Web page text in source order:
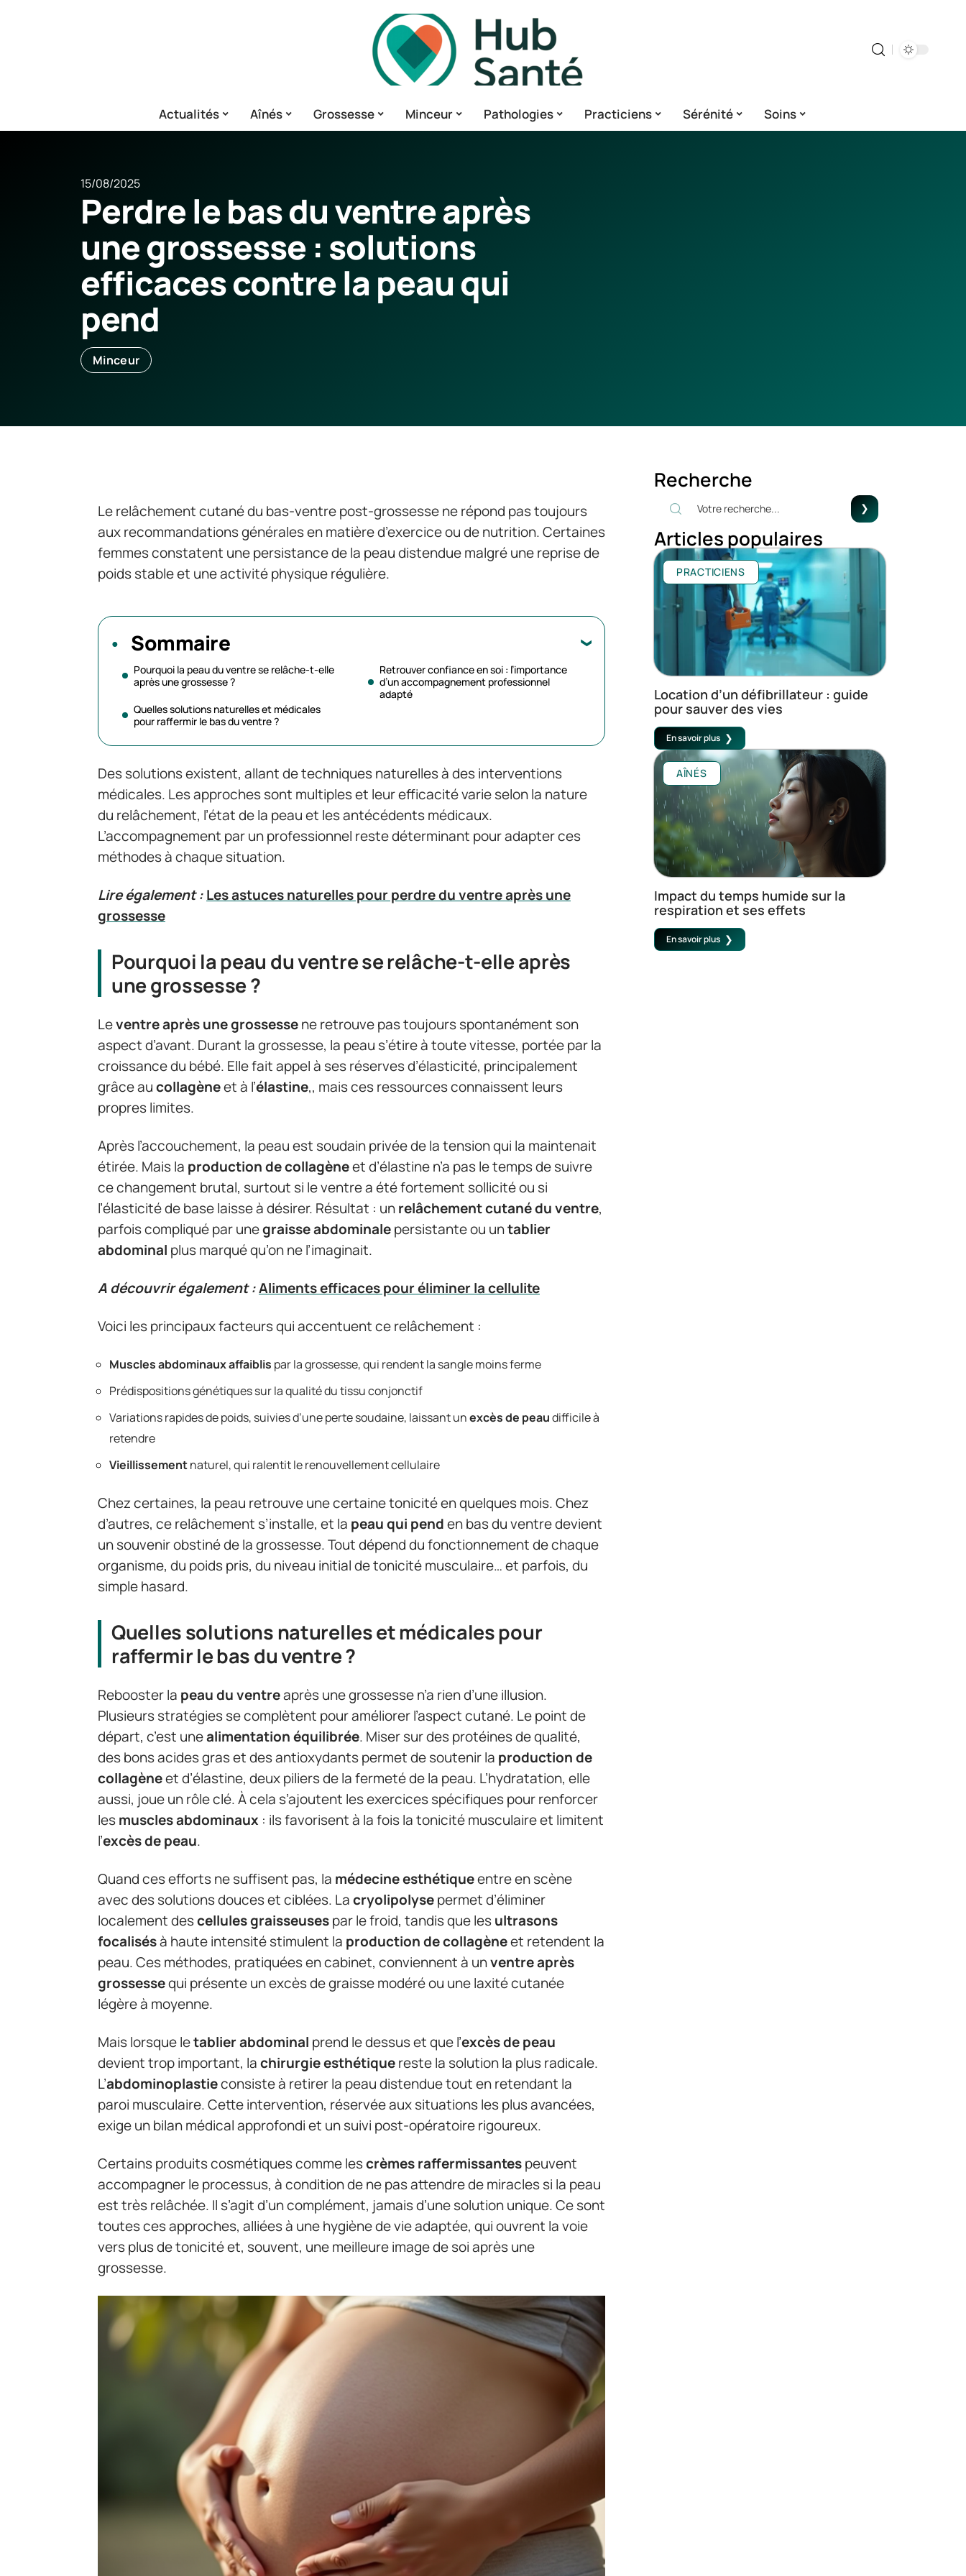
Actualités Aînés Grossesse Minceur Pathologies Practiciens Sérénité Soins
15/08/2025
Perdre le bas du ventre après
une grossesse : solutions
efficaces contre la peau qui
pend
Minceur
Le relâchement cutané du bas-ventre post-grossesse ne répond pas toujours
aux recommandations générales en matière d’exercice ou de nutrition. Certaines
femmes constatent une persistance de la peau distendue malgré une reprise de
poids stable et une activité physique régulière.
Sommaire
Pourquoi la peau du ventre se relâche-t-elle
après une grossesse ?
Quelles solutions naturelles et médicales
pour raffermir le bas du ventre ?
Retrouver confiance en soi : l’importance
d’un accompagnement professionnel
adapté
Des solutions existent, allant de techniques naturelles à des interventions
médicales. Les approches sont multiples et leur efficacité varie selon la nature
du relâchement, l’état de la peau et les antécédents médicaux.
L’accompagnement par un professionnel reste déterminant pour adapter ces
méthodes à chaque situation.
Lire également :Les astuces naturelles pour perdre du ventre après une
grossesse
Pourquoi la peau du ventre se relâche-t-elle après
une grossesse ?
Leventre après une grossessene retrouve pas toujours spontanément son
aspect d’avant. Durant la grossesse, la peau s’étire à toute vitesse, portée par la
croissance du bébé. Elle fait appel à ses réserves d’élasticité, principalement
grâce aucollagèneet à l’élastine,, mais ces ressources connaissent leurs
propres limites.
Après l’accouchement, la peau est soudain privée de la tension qui la maintenait
étirée. Mais la production de collagèneet d’élastine n’a pas le temps de suivre
ce changement brutal, surtout si le ventre a été fortement sollicité ou si
l’élasticité de base laisse à désirer. Résultat : unrelâchement cutané du ventre,
parfois compliqué par unegraisse abdominalepersistante ou untablier
abdominal plus marqué qu’on ne l’imaginait.
A découvrir également :Aliments efficaces pour éliminer la cellulite
Voici les principaux facteurs qui accentuent ce relâchement :
Muscles abdominaux affaiblis par la grossesse, qui rendent la sangle moins ferme
Prédispositions génétiques sur la qualité du tissu conjonctif
Variations rapides de poids, suivies d’une perte soudaine, laissant unexcès de peaudifficile à
retendre
Vieillissementnaturel, qui ralentit le renouvellement cellulaire
Chez certaines, la peau retrouve une certaine tonicité en quelques mois. Chez
d’autres, ce relâchement s’installe, et la peau qui penden bas du ventre devient
un souvenir obstiné de la grossesse. Tout dépend du fonctionnement de chaque
organisme, du poids pris, du niveau initial de tonicité musculaire… et parfois, du
simple hasard.
Quelles solutions naturelles et médicales pour
raffermir le bas du ventre ?
Rebooster la peau du ventreaprès une grossesse n’a rien d’une illusion.
Plusieurs stratégies se complètent pour améliorer l’aspect cutané. Le point de
départ, c’est unealimentation équilibrée. Miser sur des protéines de qualité,
des bons acides gras et des antioxydants permet de soutenir la production de
collagèneet d’élastine, deux piliers de la fermeté de la peau. L’hydratation, elle
aussi, joue un rôle clé. À cela s’ajoutent les exercices spécifiques pour renforcer
lesmuscles abdominaux : ils favorisent à la fois la tonicité musculaire et limitent
l’excès de peau.
Quand ces efforts ne suffisent pas, la médecine esthétiqueentre en scène
avec des solutions douces et ciblées. Lacryolipolysepermet d’éliminer
localement descellules graisseusespar le froid, tandis que lesultrasons
focalisésà haute intensité stimulent la production de collagèneet retendent la
peau. Ces méthodes, pratiquées en cabinet, conviennent à unventre après
grossessequi présente un excès de graisse modéré ou une laxité cutanée
légère à moyenne.
Mais lorsque letablier abdominal prend le dessus et que l’excès de peau
devient trop important, lachirurgie esthétiquereste la solution la plus radicale.
L’abdominoplastieconsiste à retirer la peau distendue tout en retendant la
paroi musculaire. Cette intervention, réservée aux situations les plus avancées,
exige un bilan médical approfondi et un suivi post-opératoire rigoureux.
Certains produits cosmétiques comme lescrèmes raffermissantespeuvent
accompagner le processus, à condition de ne pas attendre de miracles si la peau
est très relâchée. Il s’agit d’un complément, jamais d’une solution unique. Ce sont
toutes ces approches, alliées à une hygiène de vie adaptée, qui ouvrent la voie
vers plus de tonicité et, souvent, une meilleure image de soi après une
grossesse.
Recherche
Articles populaires
PRACTICIENS
Location d’un défibrillateur : guide
pour sauver des vies
En savoir plus
AÎNÉS
Impact du temps humide sur la
respiration et ses effets
En savoir plus